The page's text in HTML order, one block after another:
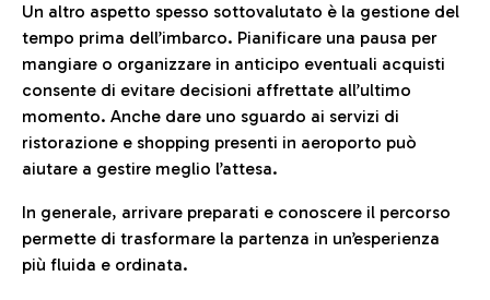
Un altro aspetto spesso sottovalutato è la gestione del
tempo prima dell’imbarco. Pianificare una pausa per
mangiare o organizzare in anticipo eventuali acquisti
consente di evitare decisioni affrettate all’ultimo
momento. Anche dare uno sguardo ai servizi di
ristorazione e shopping presenti in aeroporto può
aiutare a gestire meglio l’attesa.
In generale, arrivare preparati e conoscere il percorso
permette di trasformare la partenza in un’esperienza
più fluida e ordinata.